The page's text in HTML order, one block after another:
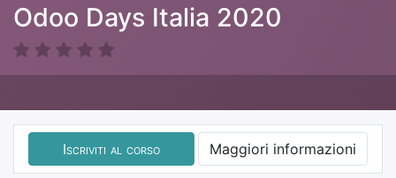
Odoo Days Italia 2020
Iscriviti al corso Maggiori informazioni